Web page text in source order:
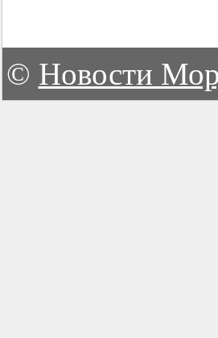
© Новости